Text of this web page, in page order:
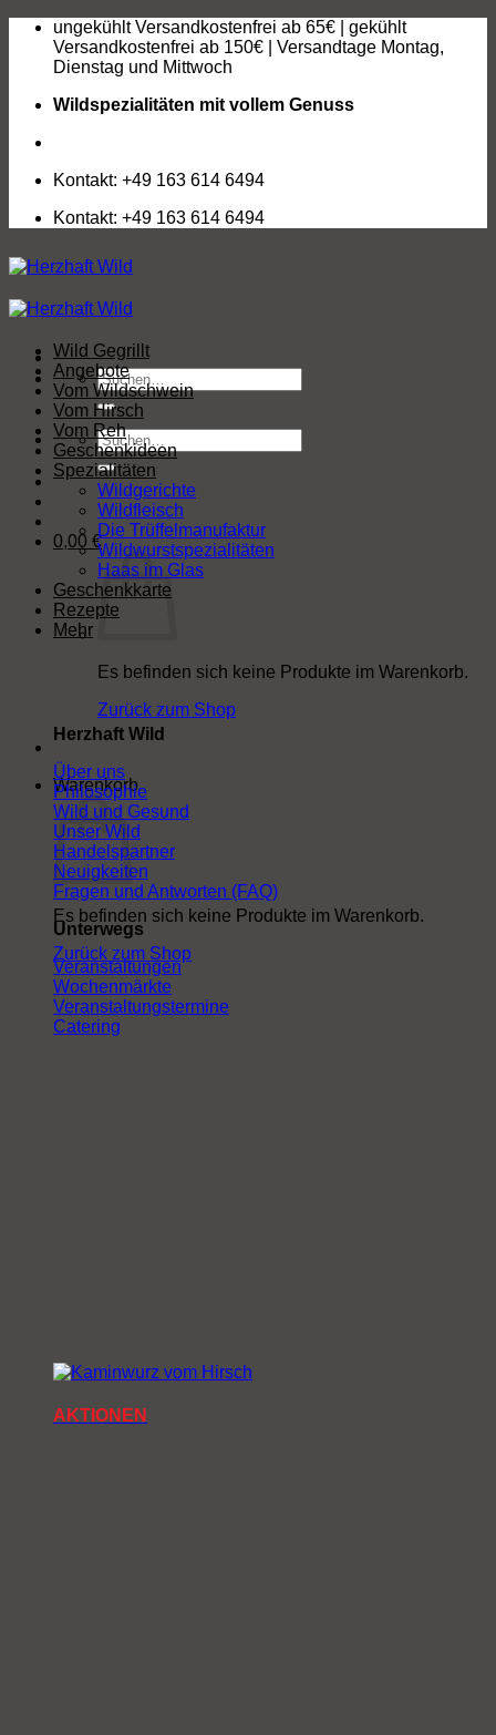
Zum
springen
ungekühlt Versandkostenfrei ab 65€ | gekühlt
Versandkostenfrei ab 150€ | Versandtage Montag,
Dienstag und Mittwoch
Wildspezialitäten mit vollem Genuss
Kontakt: +49 163 614 6494
Kontakt: +49 163 614 6494
Suchen
nach:
Suchen
nach:
0,00 €
Es befinden sich keine Produkte im Warenkorb.
Zurück zum Shop
Warenkorb
Es befinden sich keine Produkte im Warenkorb.
Zurück zum Shop
Wild Gegrillt
Angebote
Vom Wildschwein
Vom Hirsch
Vom Reh
Geschenkideen
Spezialitäten
Wildgerichte
Wildfleisch
Die Trüffelmanufaktur
Wildwurstspezialitäten
Haas im Glas
Geschenkkarte
Rezepte
Mehr
Herzhaft Wild
Über uns
Philosophie
Wild und Gesund
Unser Wild
Handelspartner
Neuigkeiten
Fragen und Antworten (FAQ)
Unterwegs
Veranstaltungen
Wochenmärkte
Veranstaltungstermine
Catering
AKTIONEN